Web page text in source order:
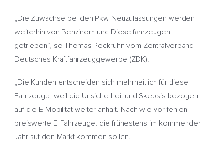
„Die Zuwächse bei den Pkw-Neuzulassungen werden
weiterhin von Benzinern und Dieselfahrzeugen
getrieben“, so Thomas Peckruhn vom Zentralverband
Deutsches Kraftfahrzeuggewerbe (ZDK).
„Die Kunden entscheiden sich mehrheitlich für diese
Fahrzeuge, weil die Unsicherheit und Skepsis bezogen
auf die E-Mobilität weiter anhält. Nach wie vor fehlen
preiswerte E-Fahrzeuge, die frühestens im kommenden
Jahr auf den Markt kommen sollen.